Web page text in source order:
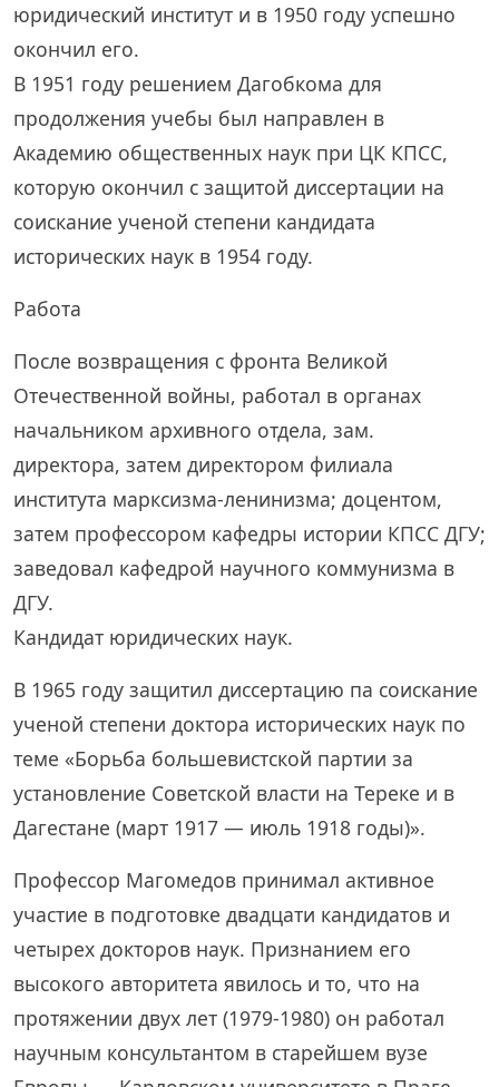
юридический институт и в 1950 году успешно
окончил его.
В 1951 году решением Дагобкома для
продолжения учебы был направлен в
Академию общественных наук при ЦК КПСС,
которую окончил с защитой диссертации на
соискание ученой степени кандидата
исторических наук в 1954 году.
Работа
После возвращения с фронта Великой
Отечественной войны, работал в органах
начальником архивного отдела, зам.
директора, затем директором филиала
института марксизма-ленинизма; доцентом,
затем профессором кафедры истории КПСС ДГУ;
заведовал кафедрой научного коммунизма в
ДГУ.
Кандидат юридических наук.
В 1965 году защитил диссертацию па соискание
ученой степени доктора исторических наук по
теме «Борьба большевистской партии за
установление Советской власти на Тереке и в
Дагестане (март 1917 — июль 1918 годы)».
Профессор Магомедов принимал активное
участие в подготовке двадцати кандидатов и
четырех докторов наук. Признанием его
высокого авторитета явилось и то, что на
протяжении двух лет (1979-1980) он работал
научным консультантом в старейшем вузе